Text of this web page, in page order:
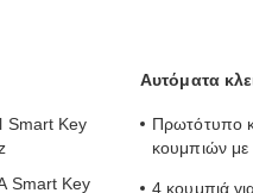
Smart Key
Smart Key
Αυτόματα
Πρωτότυπο
κουμπιών με
4 κουμπιά